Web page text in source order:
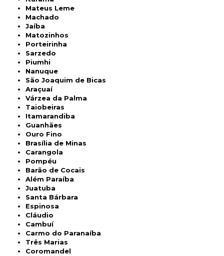
Mateus Leme
Machado
Jaíba
Matozinhos
Porteirinha
Sarzedo
Piumhi
Nanuque
São Joaquim de Bicas
Araçuaí
Várzea da Palma
Taiobeiras
Itamarandiba
Guanhães
Ouro Fino
Brasília de Minas
Carangola
Pompéu
Barão de Cocais
Além Paraíba
Juatuba
Santa Bárbara
Espinosa
Cláudio
Cambuí
Carmo do Paranaíba
Três Marias
Coromandel